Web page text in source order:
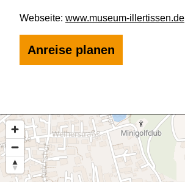
Webseite: www.museum-illertissen.de
Anreise planen